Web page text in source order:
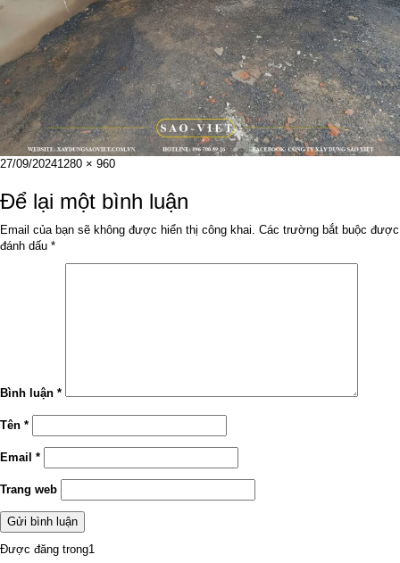
Đăng
ngày
27/09/2024Kích
đầy
đủ
1280 × 960
Để lại một bình luận
Email của bạn sẽ không được hiển thị công khai. Các trường bắt buộc được
đánh dấu *
Bình luận *
Tên *
Email *
Trang web
Điều
Được đăng trong1